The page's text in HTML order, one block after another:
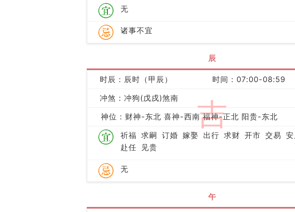
无
诸事不宜
辰
吉
时辰：辰时（甲辰）
时间：07:00-08:59
冲煞：冲狗(戊戌)煞南
神位：财神-东北 喜神-西南 福神-正北 阳贵-东北
祈福 求嗣 订婚 嫁娶 出行 求财 开市 交易
赴任
见贵
无
午